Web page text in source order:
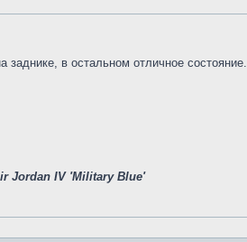
заднике, в остальном отличное состояние.
Jordan IV 'Military Blue'